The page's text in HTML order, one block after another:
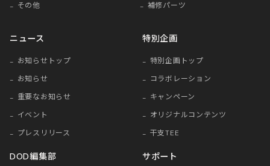
その他
補修パーツ
ニュース
お知らせトップ
お知らせ
重要なお知らせ
イベント
プレスリリース
特別企画
特別企画トップ
コラボレーション
キャンペーン
オリジナルコンテンツ
干支TEE
DOD編集部 サポート